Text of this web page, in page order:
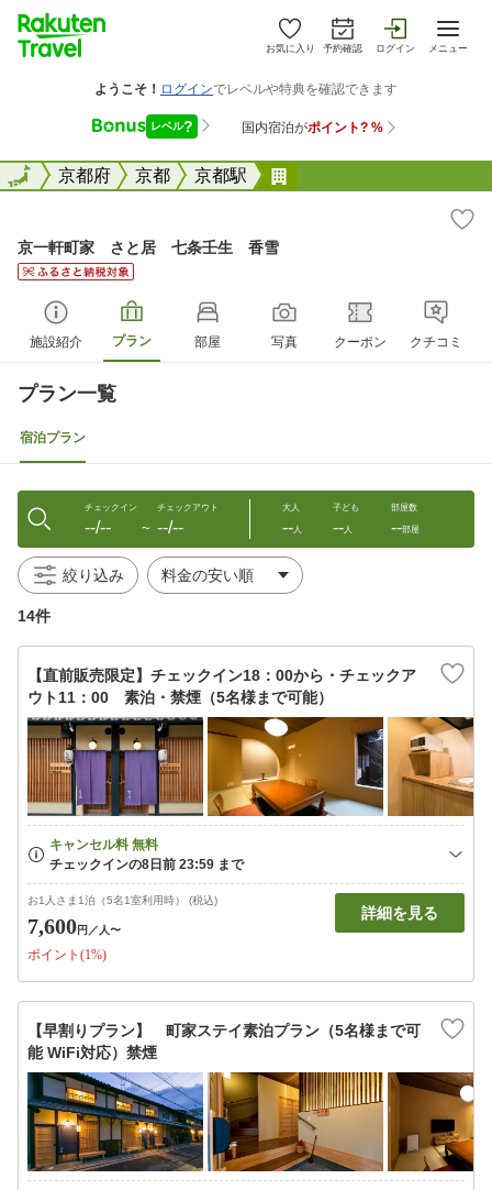
お気に入り 予約確認 ログイン メニュー
全国京都府 京都 京都駅
全国
京一軒町家 さと居 七条壬生 香雪
施設紹介 プラン 部屋 写真 クーポン クチコミ
プラン一覧
宿泊プラン
チェックイン
--/-- 〜
チェックアウト
--/--
大人
--人
子ども
--人
部屋数
--部屋
絞り込み
14件
【直前販売限定】チェックイン18：00から・チェックア
ウト11：00 素泊・禁煙（5名様まで可能）
お1人さま1泊（5名1室利用時） (税込)
7,600円 ／人〜
ポイント(1%)
詳細を見る
【早割りプラン】 町家ステイ素泊プラン（5名様まで可
能 WiFi対応）禁煙